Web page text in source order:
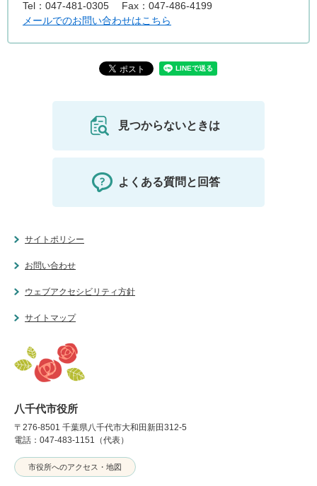
Tel：047-481-0305
Fax：047-486-4199
メールでのお問い合わせはこちら
見つからないときは
よくある質問と回答
サイトポリシー
お問い合わせ
ウェブアクセシビリティ方針
サイトマップ
八千代市役所
〒276-8501 千葉県八千代市大和田新田312-5
電話：047-483-1151（代表）
市役所へのアクセス・地図